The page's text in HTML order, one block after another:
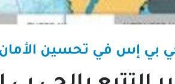
بالجي بي إس في تحسين